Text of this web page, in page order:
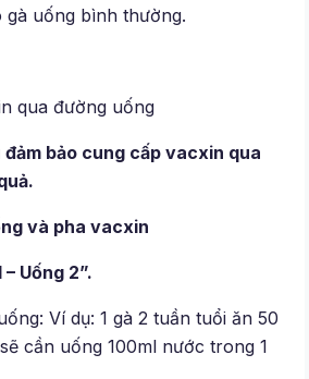
gà uống bình thường.
qua đường uống
bảo cung cấp vacxin qua
và pha vacxin
Uống 2”.
Ví dụ: 1 gà 2 tuần tuổi ăn 50
cần uống 100ml nước trong 1